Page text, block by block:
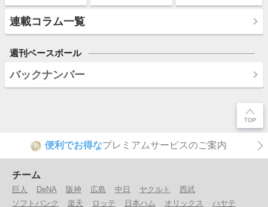
連載コラム一覧
週刊ベースボール
バックナンバー
P 便利でお得なプレミアムサービスのご案内
チーム
巨人 DeNA 阪神 広島 中日 ヤクルト
西武
ソフトバンク
楽天 ロッテ 日本ハム オリックス ハヤテ